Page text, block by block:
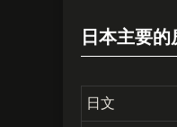
日本主要
日文